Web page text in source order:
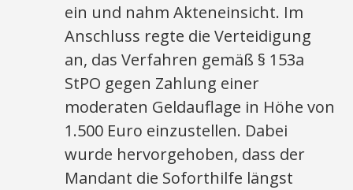
ein und nahm Akteneinsicht. Im
Anschluss regte die Verteidigung
an, das Verfahren gemäß § 153a
StPO gegen Zahlung einer
moderaten Geldauflage in Höhe von
1.500 Euro einzustellen. Dabei
wurde hervorgehoben, dass der
Mandant die Soforthilfe längst